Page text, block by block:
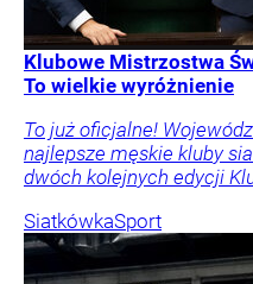
Klubowe Mistrzostwa
To wielkie wyróżnienie
To już oficjalne!
najlepsze męskie kluby
dwóch kolejnych edycji
SiatkówkaSport